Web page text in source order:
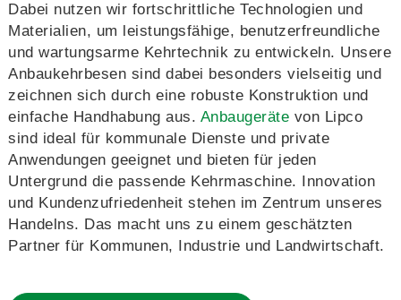
Dabei nutzen wir fortschrittliche Technologien und
Materialien, um leistungsfähige, benutzerfreundliche
und wartungsarme Kehrtechnik zu entwickeln. Unsere
Anbaukehrbesen sind dabei besonders vielseitig und
zeichnen sich durch eine robuste Konstruktion und
einfache Handhabung aus. Anbaugeräte von Lipco
sind ideal für kommunale Dienste und private
Anwendungen geeignet und bieten für jeden
Untergrund die passende Kehrmaschine. Innovation
und Kundenzufriedenheit stehen im Zentrum unseres
Handelns. Das macht uns zu einem geschätzten
Partner für Kommunen, Industrie und Landwirtschaft.